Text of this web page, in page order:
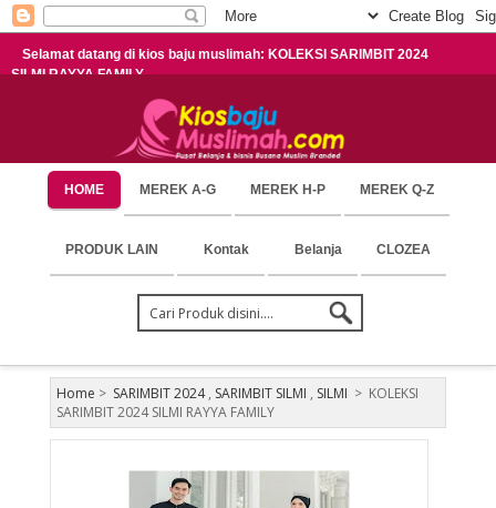
Selamat datang di kios baju muslimah: KOLEKSI SARIMBIT 2024
SILMI RAYYA FAMILY
HOME MEREK A-G MEREK H-P MEREK Q-Z
PRODUK LAIN Kontak Belanja CLOZEA
Home > SARIMBIT 2024, SARIMBIT SILMI , SILMI > KOLEKSI
SARIMBIT 2024 SILMI RAYYA FAMILY